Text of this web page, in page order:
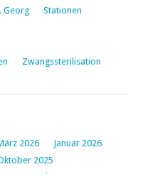
Georg
Stationen
Zwangssterilisation
2026
Januar 2026
2025